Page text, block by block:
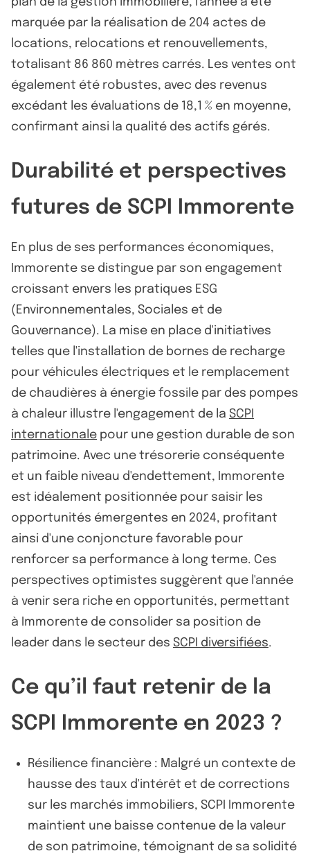
marquée par la réalisation de 204 actes de
locations, relocations et renouvellements,
totalisant 86 860 mètres carrés. Les ventes ont
également été robustes, avec des revenus
excédant les évaluations de 18,1 % en moyenne,
confirmant ainsi la qualité des actifs gérés.
Durabilité et perspectives
futures de SCPI Immorente
En plus de ses performances économiques,
Immorente se distingue par son engagement
croissant envers les pratiques ESG
(Environnementales, Sociales et de
Gouvernance). La mise en place d'initiatives
telles que l'installation de bornes de recharge
pour véhicules électriques et le remplacement
de chaudières à énergie fossile par des pompes
à chaleur illustre l'engagement de la SCPI
internationale pour une gestion durable de son
patrimoine. Avec une trésorerie conséquente
et un faible niveau d'endettement, Immorente
est idéalement positionnée pour saisir les
opportunités émergentes en 2024, profitant
ainsi d'une conjoncture favorable pour
renforcer sa performance à long terme. Ces
perspectives optimistes suggèrent que l'année
à venir sera riche en opportunités, permettant
à Immorente de consolider sa position de
leader dans le secteur des SCPI diversifiées.
Ce qu’il faut retenir de la
SCPI Immorente en 2023 ?
Résilience financière : Malgré un contexte de
hausse des taux d'intérêt et de corrections
sur les marchés immobiliers, SCPI Immorente
maintient une baisse contenue de la valeur
de son patrimoine, témoignant de sa solidité